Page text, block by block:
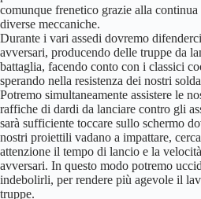
comunque frenetico grazie alla continua
diverse meccaniche.
Durante i vari assedi dovremo
avversari, producendo delle truppe da
battaglia, facendo conto con i classici
sperando nella resistenza dei nostri
Potremo simultaneamente assistere le
raffiche di dardi da lanciare contro gli
sarà sufficiente toccare sullo schermo
nostri proiettili vadano a impattare,
attenzione il tempo di lancio e la
avversari. In questo modo potremo
indebolirli, per rendere più agevole il
truppe.